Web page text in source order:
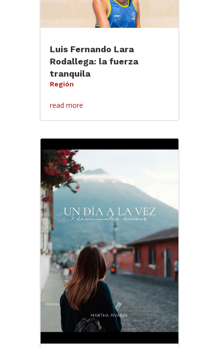
Luis Fernando Lara
Rodallega: la fuerza
tranquila
Región
read more